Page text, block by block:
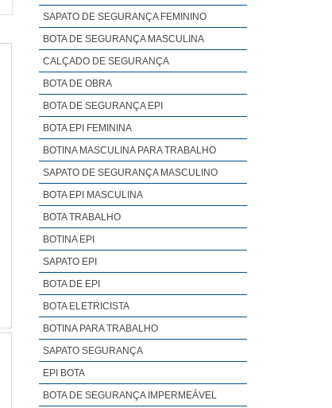
SAPATO DE SEGURANÇA FEMININO
BOTA DE SEGURANÇA MASCULINA
CALÇADO DE SEGURANÇA
BOTA DE OBRA
BOTA DE SEGURANÇA EPI
BOTA EPI FEMININA
BOTINA MASCULINA PARA TRABALHO
SAPATO DE SEGURANÇA MASCULINO
BOTA EPI MASCULINA
BOTA TRABALHO
BOTINA EPI
SAPATO EPI
BOTA DE EPI
BOTA ELETRICISTA
BOTINA PARA TRABALHO
SAPATO SEGURANÇA
EPI BOTA
BOTA DE SEGURANÇA IMPERMEÁVEL